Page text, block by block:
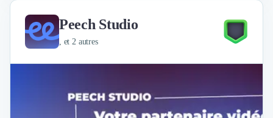
Nettoyage & Ménage
Clubs & Réseaux Professionnels
Espaces de Coworking
Peech Studio
, et 2 autres